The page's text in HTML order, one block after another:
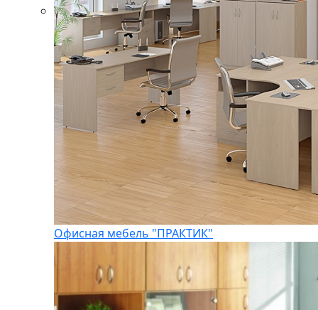
Офисная мебель "ПРАКТИК"